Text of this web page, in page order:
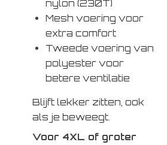
nylon (230T)
Mesh voering voor
extra comfort
Tweede voering van
polyester voor
betere ventilatie
Blijft lekker zitten, ook
als je beweegt.
Voor 4XL of groter